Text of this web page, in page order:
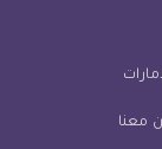
معنا